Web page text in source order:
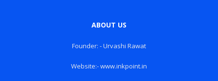
ABOUT US
Founder: - Urvashi Rawat
Website:- www.inkpoint.in